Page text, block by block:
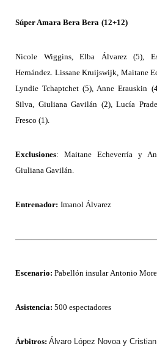
Súper Amara Bera Bera (12+12)
Nicole Wiggins, Elba Álvarez (5),
Hernández. Lissane Kruijswijk, Maitane
Lyndie Tchaptchet(5), Anne Erauskin
Silva, Giuliana Gavilán (2), Lucía
Fresco (1).
Exclusiones: Maitane Echeverría y
Giuliana Gavilán.
Entrenador: Imanol Álvarez
Escenario: Pabellón insular Antonio
Asistencia: 500 espectadores
Árbitros: Álvaro López Novoa y